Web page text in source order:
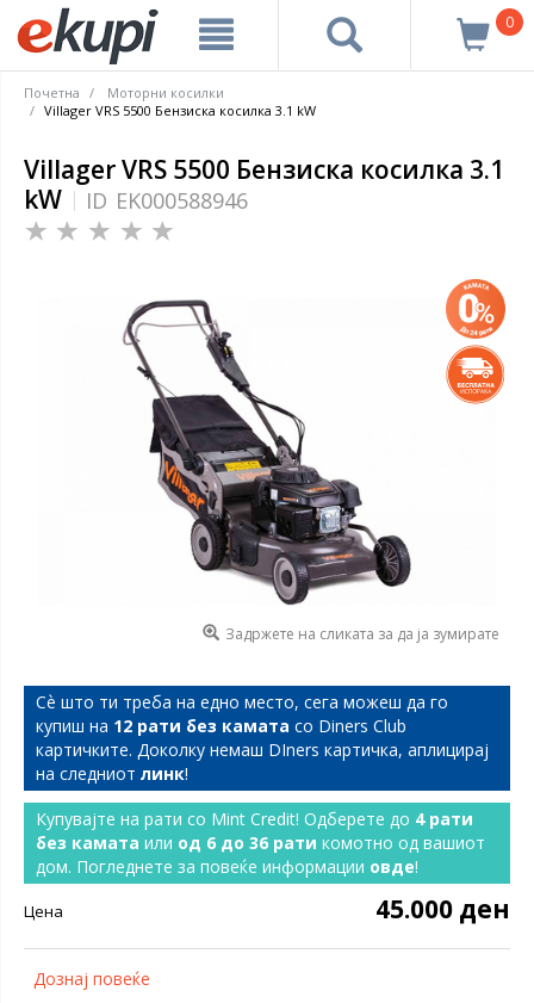
0
Почетна
Моторни косилки
Villager VRS 5500 Бензиска косилка 3.1 kW
Villager VRS 5500 Бензиска косилка 3.1
kW
ID EK000588946
Задржете на сликата за да ја зумирате
Сѐ што ти треба на едно место, сега можеш да го
купиш на 12 рати без камата со Diners Club
картичките. Доколку немаш DIners картичка, аплицирај
на следниот линк!
Купувајте на рати со Mint Credit! Одберете до 4 рати
без камата или од 6 до 36 рати комотно од вашиот
дом. Погледнете за повеќе информации овде!
Цена 45.000 ден
Дознај повеќе